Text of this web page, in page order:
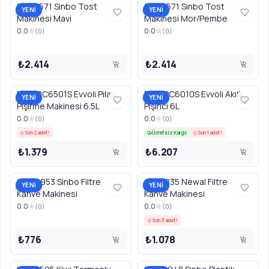
YENİ
SSM2571 Sinbo Tost
Makinesi Mavi
0.0 (0)
₺2.414
YENİ
SSM2571 Sinbo Tost
Makinesi Mor/Pembe
0.0 (0)
₺2.414
YENİ
EVKARC6501S Evvoli Pilav
Pişirme Makinesi 6.5L
0.0 (0)
Son 2 adet!
₺1.379
YENİ
EVKAPC6010S Evvoli Akıllı
Pişirici 6L
0.0 (0)
Ücretsiz Kargo Son 1 adet!
₺6.207
YENİ
SCM2953 Sinbo Filtre
Kahve Makinesi
0.0 (0)
₺776
YENİ
COF3835 Newal Filtre
Kahve Makinesi
0.0 (0)
Son 3 adet!
₺1.078